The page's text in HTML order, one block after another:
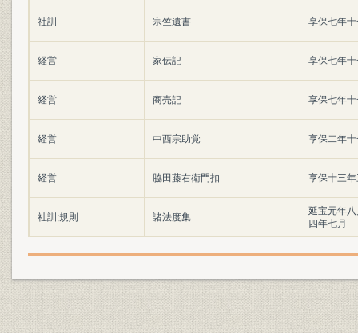
社訓 宗竺遺書 享保七年
経営 家伝記 享保七年
経営 商売記 享保七年
経営 中西宗助覚 享保二年
経営 脇田藤右衛門扣 享保十三
社訓;規則 諸法度集
延宝元年
四年七月
社訓 家内式法帳 元禄八年
社訓 此度店々江申渡覚 宝永年間